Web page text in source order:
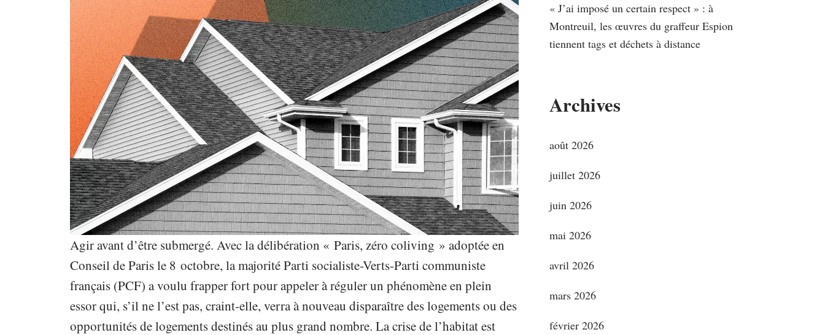
Agir avant d’être submergé. Avec la délibération « Paris, zéro coliving » adoptée en
Conseil de Paris le 8 octobre, la majorité Parti socialiste-Verts-Parti communiste
français (PCF) a voulu frapper fort pour appeler à réguler un phénomène en plein
essor qui, s’il ne l’est pas, craint-elle, verra à nouveau disparaîtredes logements ou des
opportunités de logements destinés au plus grand nombre. La crise de l’habitat est
« J’ai imposé un certain respect » : à
Montreuil, les œuvres du graffeur Espion
tiennent tags et déchets à distance
Archives
août 2026
juillet 2026
juin 2026
mai 2026
avril 2026
mars 2026
février 2026